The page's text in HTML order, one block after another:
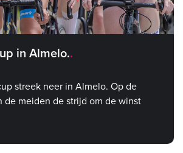
in Almelo.
streek neer in Almelo. Op de
de meiden de strijd om de winst